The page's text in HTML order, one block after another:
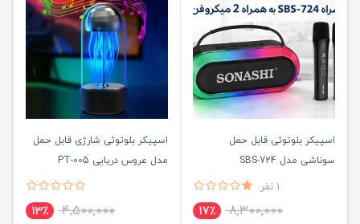
اسپیکر بلوتوثی قابل حمل
سوناشی مدل SBS-724
1 نفر
8,300,000 17٪
اسپیکر بلوتوثی شارژی قابل حمل
مدل عروس دریایی PT-005
4,500,000 13٪